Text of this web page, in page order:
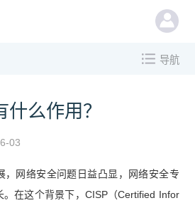
导航
么作用？
03
，网络安全问题日益凸显，网络安全专
。在这个背景下，CISP（Certified Infor